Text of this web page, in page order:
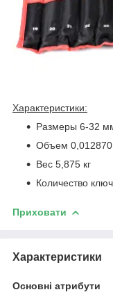
Характеристики:
Размеры 6-32
Объем 0,012870
Вес 5,875 кг
Количество
Приховати
Характеристики
Основні атрибути